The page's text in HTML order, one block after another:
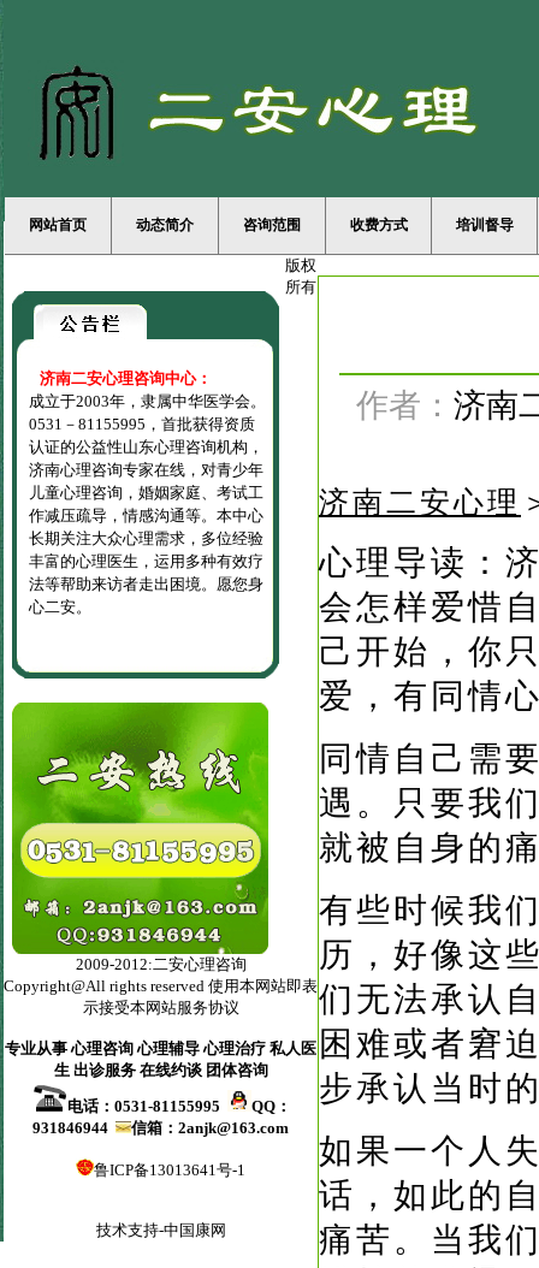
网站首页 动态简介 咨询范围 收费方式 培训督导
济南二安心理咨询中心：
成立于2003年，隶属中华医学会。
0531－81155995，首批获得资质
认证的公益性山东心理咨询机构，
济南心理咨询专家在线，对青少年
儿童心理咨询，婚姻家庭、考试工
作减压疏导，情感沟通等。本中心
长期关注大众心理需求，多位经验
丰富的心理医生，运用多种有效疗
法等帮助来访者走出困境。愿您身
心二安。
作者： 济南
济南二安心理
心理导读：
会怎样爱惜
己开始，你
爱，有同情
同情自己 需
遇。只要我
就被自身的
有些时候我
历，好像这
们无法承认
困难或者窘
步承认当时
如果一个人
话，如此的
痛苦。 当我
版权
所有
2009-2012:二安心理咨询
Copyright@All rights reserved 使用本网站即表
示接受本网站服务协议
专业从事 心理咨询 心理辅导 心理治疗 私人医
生 出诊服务 在线约谈 团体咨询
电话：0531-81155995
QQ：
931846944
信箱：2anjk@163.com
鲁ICP备13013641号-1
技术支持-中国康网